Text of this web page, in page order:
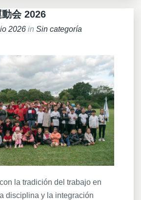
会 2026
2026 in Sin categoría
la tradición del trabajo en
disciplina y la integración